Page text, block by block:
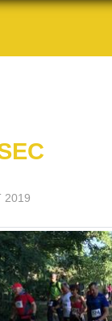
2019